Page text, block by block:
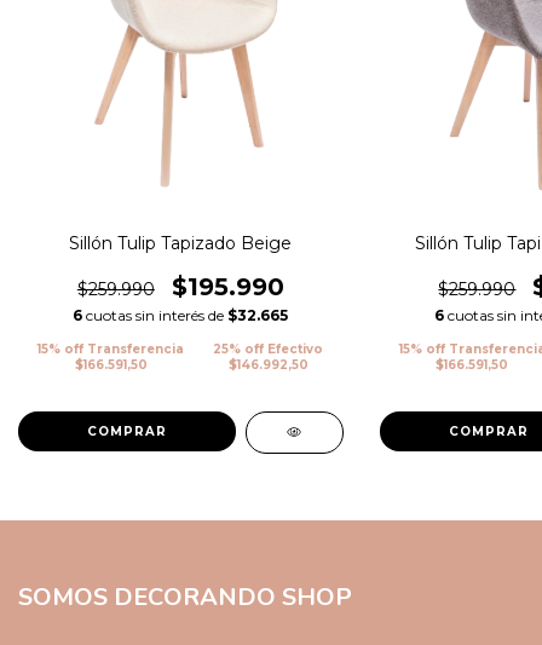
Sillón Tulip Tapizado Beige
$259.990 $195.990
6 cuotas sin interés de $32.665
15% off Transferencia
$166.591,50
25% off Efectivo
$146.992,50
COMPRAR
Sillón Tulip
$259.990
6 cuotas sin
15% off
$166.591,50
COMPRAR
SOMOS DECORANDO SHOP